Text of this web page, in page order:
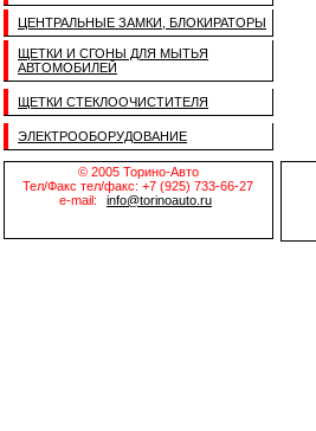
ЦЕНТРАЛЬНЫЕ ЗАМКИ, БЛОКИРАТОРЫ
ЩЕТКИ И СГОНЫ ДЛЯ МЫТЬЯ
АВТОМОБИЛЕЙ
ЩЕТКИ СТЕКЛООЧИСТИТЕЛЯ
ЭЛЕКТРООБОРУДОВАНИЕ
© 2005 Торино-Авто
Тел/Факс тел/факс: +7 (925) 733-66-27
e-mail:
info@torinoauto.ru